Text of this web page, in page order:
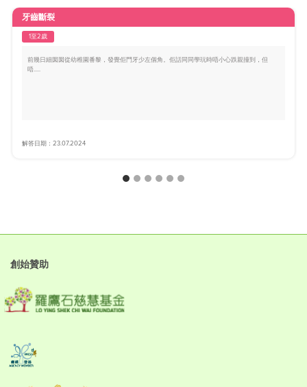
牙齒斷裂
1至2歲
前幾日細囡囡從幼稚園番黎，發覺佢門牙少左個角。佢話同同學玩時唔小心跌親撞到，但
唔.....
解答日期：23.07.2024
創始贊助